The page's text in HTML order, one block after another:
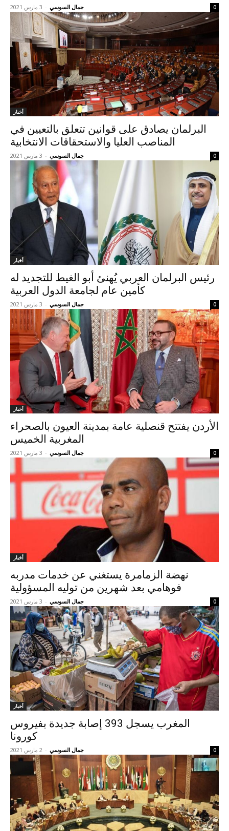
جمال السوسي - 3 مارس 2021 0
أخبار
البرلمان يصادق على قوانين تتعلق بالتعيين في
المناصب العليا والاستحقاقات الانتخابية
جمال السوسي - 3 مارس 2021 0
أخبار
رئيس البرلمان العربي يُهنئ أبو الغيط للتجديد له
كأمين عام لجامعة الدول العربية
جمال السوسي - 3 مارس 2021 0
أخبار
الأردن يفتتح قنصلية عامة بمدينة العيون بالصحراء
المغربية الخميس
جمال السوسي - 3 مارس 2021 0
أخبار
نهضة الزمامرة يستغني عن خدمات مدربه
فوهامي بعد شهرين من توليه المسؤولية
جمال السوسي - 3 مارس 2021 0
أخبار
المغرب يسجل 393 إصابة جديدة بفيروس
كورونا
جمال السوسي - 2 مارس 2021 0